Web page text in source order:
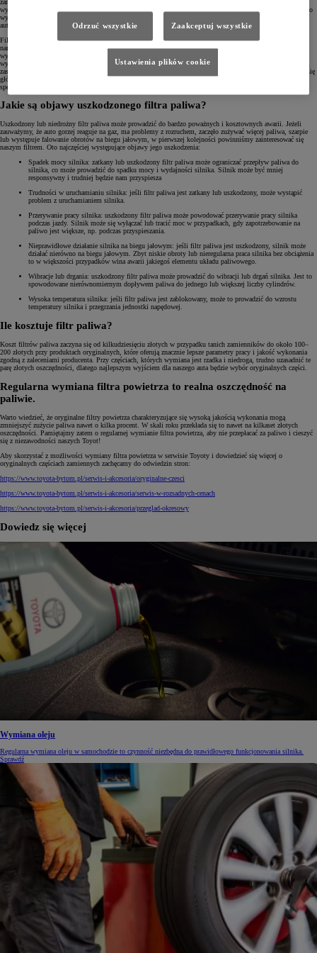
wymienianie filtra paliwa zgodnie z zaleceniami producenta samochodu. W większości przypadków oznacza to
wymianę co 20 000-–40 000 kilometrów lub co 1–2 lata. Okres ten może się różnić w zależności od modelu
auta i warunków eksploatacji.
Filtry paliwa szybciej zużywają się w silnikach Diesla niż w benzynach, gdyż olej napędowy jest bardziej
narażony na zanieczyszczenia cząstkami, które mogą uszkodzić układ paliwowy. Najrzadziej filtr paliwa
wymienia się w autach hybrydowych. Wynika to ze specyfiki ich pracy i faktu, że silnik spalinowy nie jest
wykorzystywany przez cały czas podczas jazdy. Nowe modele Toyoty, takie jak Prius Plug-in Hybrid, oferują
zasięg do 72 kilometrów w trybie EV. Oznacza to, że kierowcy regularnie ładujący swoje auto i poruszający się
głównie na krótkich dystansach w mieście, mogą nie korzystać z silnika spalinowego nawet przez 80% czasu
spędzonego w ruchu.
Jakie są objawy uszkodzonego filtra paliwa?
Uszkodzony lub niedrożny filtr paliwa może prowadzić do bardzo poważnych i kosztownych awarii. Jeżeli
zauważymy, że auto gorzej reaguje na gaz, ma problemy z rozruchem, zaczęło zużywać więcej paliwa, szarpie
lub występuje falowanie obrotów na biegu jałowym, w pierwszej kolejności powinniśmy zainteresować się
naszym filtrem. Oto najczęściej występujące objawy jego uszkodzenia:
Spadek mocy silnika: zatkany lub uszkodzony filtr paliwa może ograniczać przepływ paliwa do
silnika, co może prowadzić do spadku mocy i wydajności silnika. Silnik może być mniej
responsywny i trudniej będzie nam przyspiesza
Trudności w uruchamianiu silnika: jeśli filtr paliwa jest zatkany lub uszkodzony, może wystąpić
problem z uruchamianiem silnika.
Przerywanie pracy silnika: uszkodzony filtr paliwa może powodować przerywanie pracy silnika
podczas jazdy. Silnik może się wyłączać lub tracić moc w przypadkach, gdy zapotrzebowanie na
paliwo jest większe, np. podczas przyspieszania.
Nieprawidłowe działanie silnika na biegu jałowym: jeśli filtr paliwa jest uszkodzony, silnik może
działać nierówno na biegu jałowym. Zbyt niskie obroty lub nieregularna praca silnika bez obciążenia
to w większości przypadków wina awarii jakiegoś elementu układu paliwowego.
Wibracje lub drgania: uszkodzony filtr paliwa może prowadzić do wibracji lub drgań silnika. Jest to
spowodowane nierównomiernym dopływem paliwa do jednego lub większej liczby cylindrów.
Wysoka temperatura silnika: jeśli filtr paliwa jest zablokowany, może to prowadzić do wzrostu
temperatury silnika i przegrzania jednostki napędowej.
Ile kosztuje filtr paliwa?
Koszt filtrów paliwa zaczyna się od kilkudziesięciu złotych w przypadku tanich zamienników do około 100–
200 złotych przy produktach oryginalnych, które oferują znacznie lepsze parametry pracy i jakość wykonania
zgodną z zaleceniami producenta. Przy częściach, których wymiana jest rzadka i niedroga, trudno uzasadnić te
parę złotych oszczędności, dlatego najlepszym wyjściem dla naszego auta będzie wybór oryginalnych części.
Regularna wymiana filtra powietrza to realna oszczędność na
paliwie.
Warto wiedzieć, że oryginalne filtry powietrza charakteryzujące się wysoką jakością wykonania mogą
zmniejszyć zużycie paliwa nawet o kilka procent. W skali roku przekłada się to nawet na kilkaset złotych
oszczędności. Pamiętajmy zatem o regularnej wymianie filtra powietrza, aby nie przepłacać za paliwo i cieszyć
się z niezawodności naszych Toyot!
Aby skorzystać z możliwości wymiany filtra powietrza w serwisie Toyoty i dowiedzieć się więcej o
oryginalnych częściach zamiennych zachęcamy do odwiedzin stron:
https://www.toyota-bytom.pl/serwis-i-akcesoria/oryginalne-czesci
https://www.toyota-bytom.pl/serwis-i-akcesoria/serwis-w-rozsadnych-cenach
https://www.toyota-bytom.pl/serwis-i-akcesoria/przeglad-okresowy
Dowiedz się więcej
Wymiana oleju
Regularna wymiana oleju w samochodzie to czynność niezbędna do prawidłowego funkcjonowania silnika.
Sprawdź
Odrzuć wszystkie Zaakceptuj wszystkie
Ustawienia plików cookie